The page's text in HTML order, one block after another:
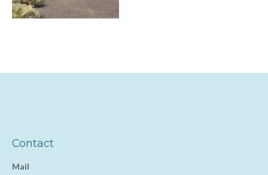
Contact
Mail